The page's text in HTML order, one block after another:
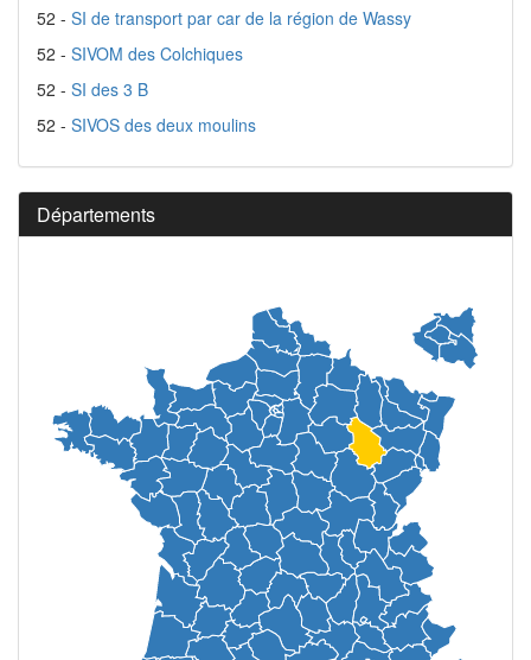
52 - SI de transport par car de la région de Wassy
52 - SIVOM des Colchiques
52 - SI des 3 B
52 - SIVOS des deux moulins
Départements